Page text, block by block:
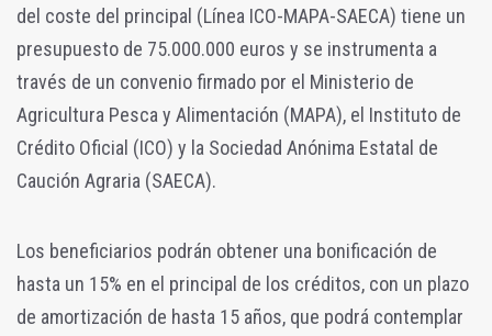
del coste del principal (Línea ICO-MAPA-SAECA) tiene un
presupuesto de 75.000.000 euros y se instrumenta a
través de un convenio firmado por el Ministerio de
Agricultura Pesca y Alimentación (MAPA), el Instituto de
Crédito Oficial (ICO) y la Sociedad Anónima Estatal de
Caución Agraria (SAECA).
Los beneficiarios podrán obtener una bonificación de
hasta un 15% en el principal de los créditos, con un plazo
de amortización de hasta 15 años, que podrá contemplar